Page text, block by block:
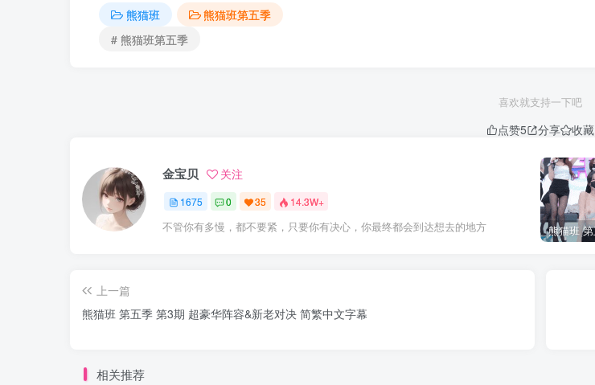
熊猫班
熊猫班第五季
# 熊猫班第五季
喜欢就支持一下吧
点赞5 分享 收藏
金宝贝 关注
1675 0 35 14.3W+
不管你有多慢，都不要紧，只要你有决心，你最终都会到达想去的地方
上一篇
熊猫班 第五季 第3期 超豪华阵容&新老对决 简繁中文字幕
相关推荐